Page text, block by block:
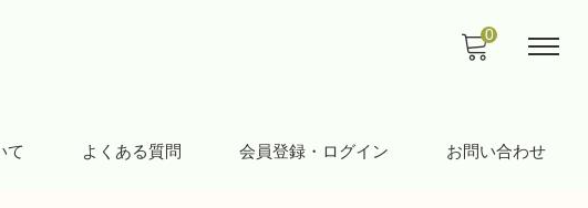
て よくある質問 会員登録・ログイン お問い合わせ
0